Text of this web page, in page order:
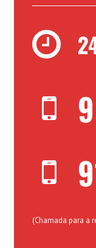
(Chamada para a